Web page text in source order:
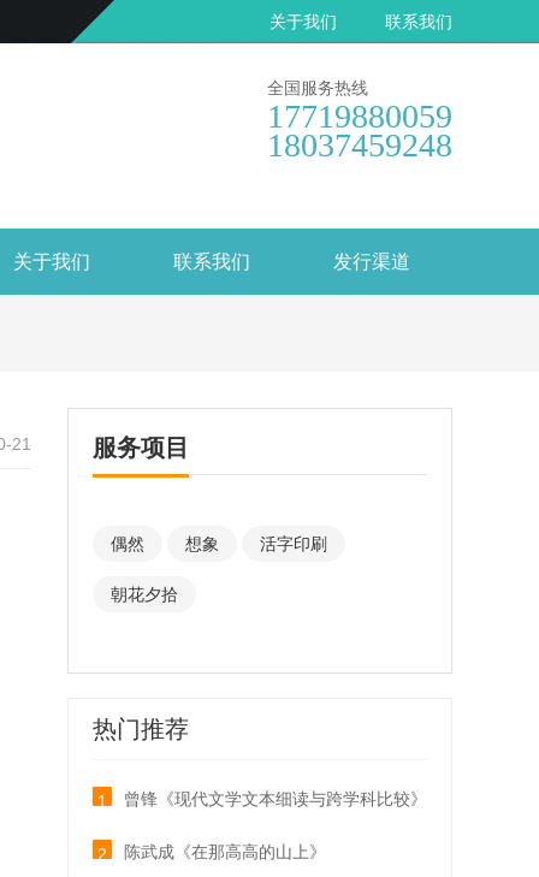
关于我们 联系我们
全国服务热线
17719880059
18037459248
关于我们 联系我们 发行渠道
21 服务项目
偶然 想象 活字印刷
朝花夕拾
热门推荐
1 曾锋《现代文学文本细读与跨学科比较》
2 陈武成《在那高高的山上》